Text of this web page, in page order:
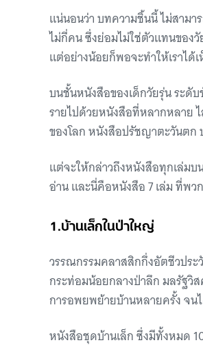
แน่นอนว่า บทความชิ้นนี้ ไม่สาม
ไม่กี่คน ซึ่งย่อมไม่ใช่ตัวแทนของ
แต่อย่างน้อยก็พอจะทำให้เราได้
บนชั้นหนังสือของเด็กวัยรุ่น ระดั
รายไปด้วยหนังสือที่หลากหลาย
ของโลก หนังสือปรัชญาตะวันตก
แต่จะให้กล่าวถึงหนังสือทุกเล่มบ
อ่าน และนี่คือหนังสือ 7 เล่ม ที่พว
1.บ้านเล็กในป่าใหญ่
วรรณกรรมคลาสสิกกึ่งอัตชีวประ
กระท่อมน้อยกลางป่าลึก มลรัฐวิ
การอพยพย้ายบ้านหลายครั้ง จน
หนังสือชุดบ้านเล็ก ซึ่งมีทั้งหมด